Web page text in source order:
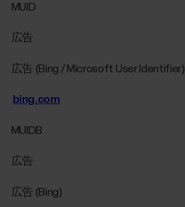
MUID
広告
広告 (Bing / Microsoft User Identifier)
.bing.com
MUIDB
広告
広告 (Bing)